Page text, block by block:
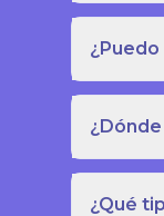
¿Qué